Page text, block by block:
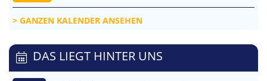
GANZEN KALENDER ANSEHEN
DAS LIEGT HINTER UNS